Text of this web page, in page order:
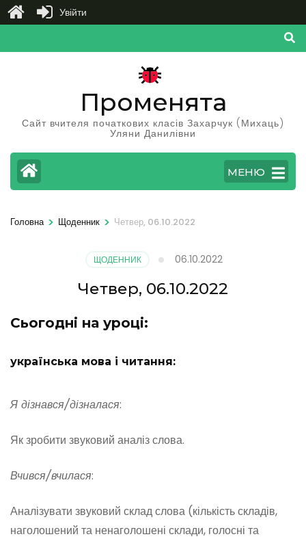
до
Променята
Сайт вчителя початкових класів Захарчук (Михаць)
Уляни Данилівни
МЕНЮ
Головна > Щоденник > Четвер, 06.10.2022
ЩОДЕННИК 06.10.2022
Четвер, 06.10.2022
Сьогодні на уроці:
українська мова і читання:
Я дізнався/дізналася:
Як зробити звуковий аналіз слова.
Вчився/вчилася:
Аналізувати звуковий склад слова (кількість складів,
наголошений та ненаголошені склади, голосні та
Увійти